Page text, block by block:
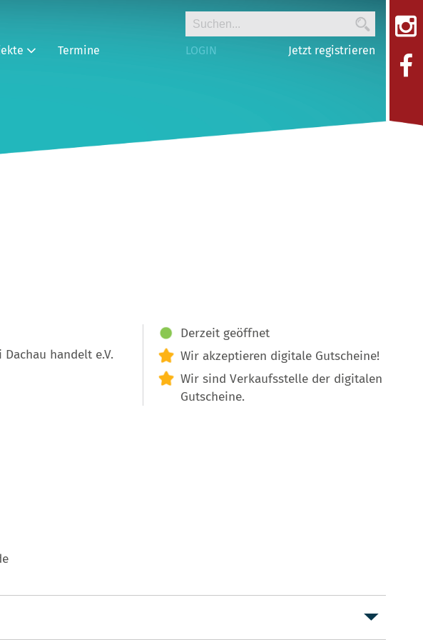
Termine Jetzt registrieren
LOGIN
Derzeit geöffnet
Wir akzeptieren digitale Gutscheine!
Wir sind Verkaufsstelle der digitalen
Gutscheine.
handelt e.V.